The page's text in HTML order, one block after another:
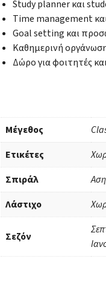
Study planner και
Time management
Goal setting και
Καθημερινή
Δώρο για φοιτητές
Μέγεθος
Ετικέτες
Σπιράλ
Λάστιχο
Σεζόν